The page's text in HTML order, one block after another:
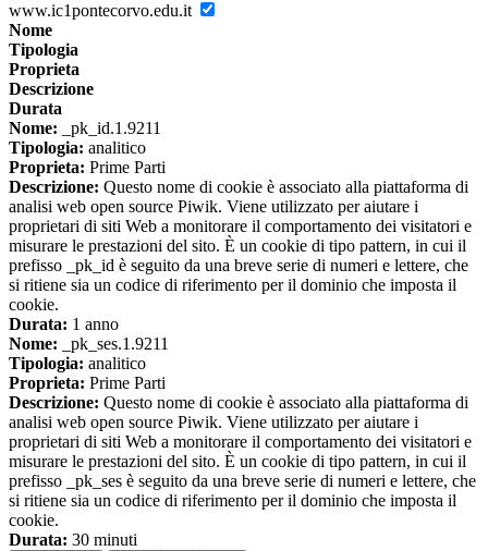
www.ic1pontecorvo.edu.it
Nome
Tipologia
Proprieta
Descrizione
Durata
Nome: _pk_id.1.9211
Tipologia: analitico
Proprieta: Prime Parti
Descrizione: Questo nome di cookie è associato alla piattaforma di
analisi web open source Piwik. Viene utilizzato per aiutare i
proprietari di siti Web a monitorare il comportamento dei visitatori e
misurare le prestazioni del sito. È un cookie di tipo pattern, in cui il
prefisso _pk_id è seguito da una breve serie di numeri e lettere, che
si ritiene sia un codice di riferimento per il dominio che imposta il
cookie.
Durata: 1 anno
Nome: _pk_ses.1.9211
Tipologia: analitico
Proprieta: Prime Parti
Descrizione: Questo nome di cookie è associato alla piattaforma di
analisi web open source Piwik. Viene utilizzato per aiutare i
proprietari di siti Web a monitorare il comportamento dei visitatori e
misurare le prestazioni del sito. È un cookie di tipo pattern, in cui il
prefisso _pk_ses è seguito da una breve serie di numeri e lettere, che
si ritiene sia un codice di riferimento per il dominio che imposta il
cookie.
Durata: 30 minuti